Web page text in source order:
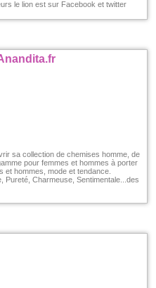
le lion est sur Facebook et twitter
sa collection de chemises homme, de
pour femmes et hommes à porter
et hommes, mode et tendance.
Pureté, Charmeuse, Sentimentale...des